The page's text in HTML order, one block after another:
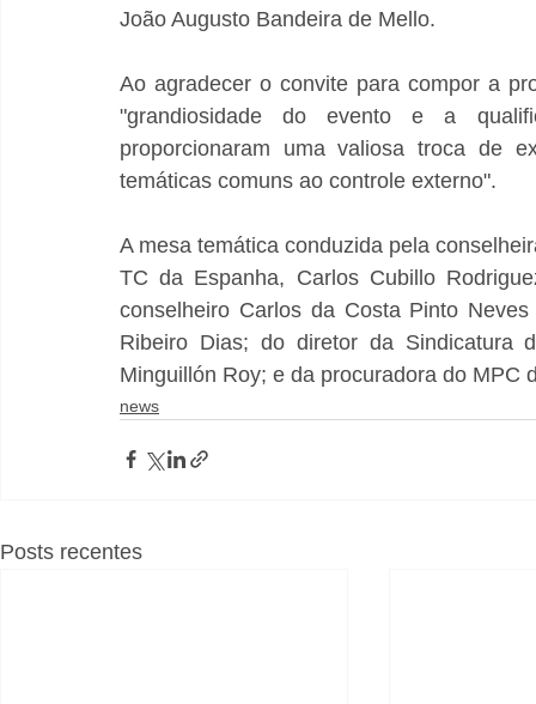
João Augusto Bandeira de Mello.
Ao agradecer o convite para compor a
"grandiosidade do evento e a
proporcionaram uma valiosa troca de
temáticas comuns ao controle externo".
A mesa temática conduzida pela
TC da Espanha, Carlos Cubillo
conselheiro Carlos da Costa Pinto
Ribeiro Dias; do diretor da Sindicatura
Minguillón Roy; e da procuradora do MPC
news
Posts recentes